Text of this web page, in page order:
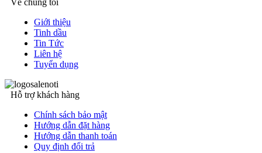
Về chúng tôi
Giới thiệu
Tinh dầu
Tin Tức
Liên hệ
Tuyển dụng
Hỗ trợ khách hàng
Chính sách bảo mật
Hướng dẫn đặt hàng
Hướng dẫn thanh toán
Quy định đổi trả